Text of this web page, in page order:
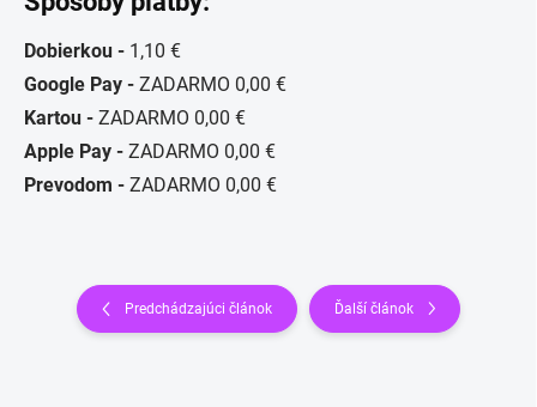
Dobierkou - 1,10 €
Google Pay - ZADARMO 0,00 €
Kartou - ZADARMO 0,00 €
Apple Pay - ZADARMO 0,00 €
Prevodom - ZADARMO 0,00 €
Predchádzajúci článok Ďalší článok